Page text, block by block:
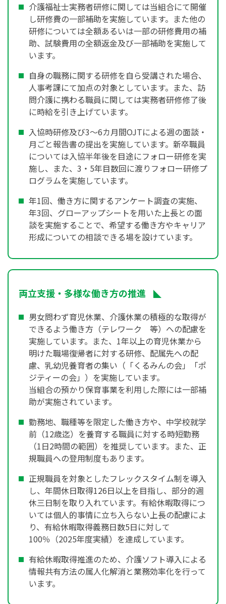
介護福祉士実務者研修に関しては当組合にて開催
し研修費の一部補助を実施しています。また他の
研修については全額あるいは一部の研修費用の補
助、試験費用の全額返金及び一部補助を実施して
います。
自身の職務に関する研修を自ら受講された場合、
人事考課にて加点の対象としています。また、訪
問介護に携わる職員に関しては実務者研修修了後
に時給を引き上げています。
入協時研修及び3～6カ月間OJTによる週の面談・
月ごと報告書の提出を実施しています。新卒職員
については入協半年後を目途にフォロー研修を実
施し、また、3・5年目数回に渡りフォロー研修プ
ログラムを実施しています。
年1回、働き方に関するアンケート調査の実施、
年3回、グローアップシートを用いた上長との面
談を実施することで、希望する働き方やキャリア
形成についての相談できる場を設けています。
両立支援・多様な働き方の推進
男女問わず育児休業、介護休業の積極的な取得が
できるよう働き方（テレワーク 等）への配慮を
実施しています。また、1年以上の育児休業から
明けた職場復帰者に対する研修、配属先への配
慮、乳幼児養育者の集い（「くるみんの会」「ポ
ジティーの会」）を実施しています。
当組合の預かり保育事業を利用した際には一部補
助が実施されています。
勤務地、職種等を限定した働き方や、中学校就学
前（12歳迄）を養育する職員に対する時短勤務
（1日2時間の範囲）を推奨しています。また、正
規職員への登用制度もあります。
正規職員を対象としたフレックスタイム制を導入
し、年間休日取得126日以上を目指し、部分的週
休三日制を取り入れています。有給休暇取得につ
いては個人的事情に立ち入らない上長の配慮によ
り、有給休暇取得義務日数5日に対して
100％（2025年度実績）を達成しています。
有給休暇取得推進のため、介護ソフト導入による
情報共有方法の属人化解消と業務効率化を行って
います。